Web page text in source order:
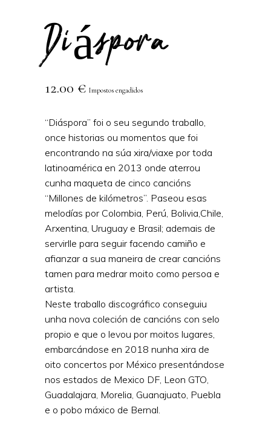
Diáspora
12.00 € Impostos engadidos
“Diáspora” foi o seu segundo traballo,
once historias ou momentos que foi
encontrando na súa xira/viaxe por toda
latinoamérica en 2013 onde aterrou
cunha maqueta de cinco cancións
“Millones de kilómetros”. Paseou esas
melodías por Colombia, Perú, Bolivia,Chile,
Arxentina, Uruguay e Brasil; ademais de
servirlle para seguir facendo camiño e
afianzar a sua maneira de crear cancións
tamen para medrar moito como persoa e
artista.
Neste traballo discográfico conseguiu
unha nova coleción de cancións con selo
propio e que o levou por moitos lugares,
embarcándose en 2018 nunha xira de
oito concertos por México presentándose
nos estados de Mexico DF, Leon GTO,
Guadalajara, Morelia, Guanajuato, Puebla
e o pobo máxico de Bernal.